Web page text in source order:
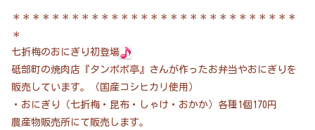
＊＊＊＊＊＊＊＊＊＊＊＊＊＊＊＊＊＊＊＊＊＊＊＊＊＊＊＊＊
＊
七折梅のおにぎり初登場
砥部町の焼肉店『タンポポ亭』さんが作ったお弁当やおにぎりを
販売しています。（国産コシヒカリ使用）
・おにぎり（七折梅・昆布・しゃけ・おかか）各種1個170円
農産物販売所にて販売します。